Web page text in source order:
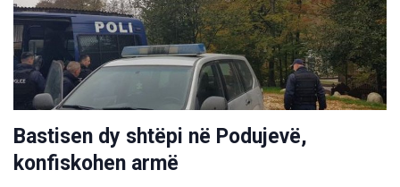
Bastisen dy shtëpi në Podujevë,
konfiskohen armë